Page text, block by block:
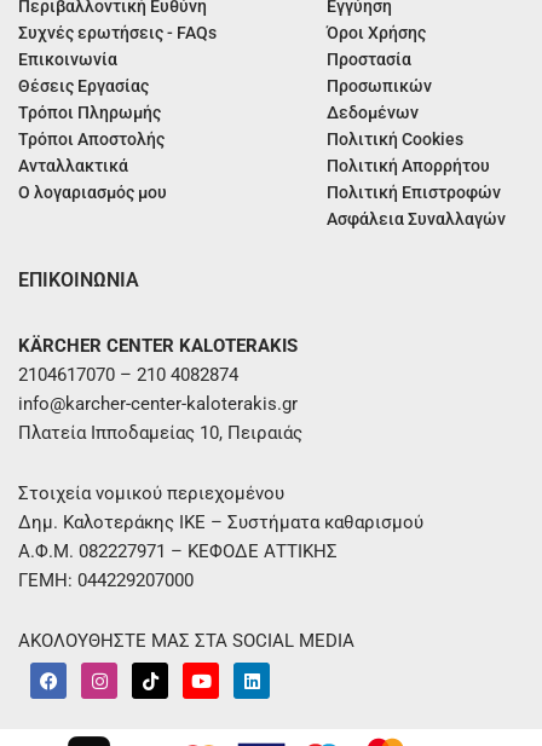
Περιβαλλοντική Ευθύνη
Συχνές ερωτήσεις - FAQs
Επικοινωνία
Θέσεις Εργασίας
Τρόποι Πληρωμής
Τρόποι Αποστολής
Ανταλλακτικά
Ο λογαριασμός μου
Εγγύηση
Όροι Χρήσης
Προστασία
Προσωπικών
Δεδομένων
Πολιτική Cookies
Πολιτική Απορρήτου
Πολιτική Επιστροφών
Ασφάλεια Συναλλαγών
ΕΠΙΚΟΙΝΩΝΙΑ
KÄRCHER CENTER KALOTERAKIS
2104617070 – 210 4082874
info@karcher-center-kaloterakis.gr
Πλατεία Ιπποδαμείας 10, Πειραιάς
Στοιχεία νομικού περιεχομένου
Δημ. Καλοτεράκης ΙΚΕ – Συστήματα καθαρισμού
Α.Φ.Μ. 082227971 – ΚΕΦΟΔΕ ΑΤΤΙΚΗΣ
ΓΕΜΗ: 044229207000
ΑΚΟΛΟΥΘΗΣΤΕ ΜΑΣ ΣΤΑ SOCIAL MEDIA
F
a
c
I
n
s
T
i
k
Y
o
u
L
i
n